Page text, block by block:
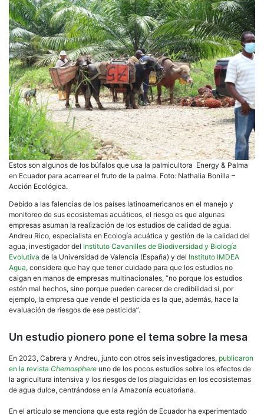
Estos son algunos de los búfalos que usa la palmicultora Energy & Palma
en Ecuador para acarrear el fruto de la palma. Foto: Nathalia Bonilla –
Acción Ecológica.
Debido a las falencias de los países latinoamericanos en el manejo y
monitoreo de sus ecosistemas acuáticos, el riesgo es que algunas
empresas asuman la realización de los estudios de calidad de agua.
Andreu Rico, especialista en Ecología acuática y gestión de la calidad del
agua, investigador del Instituto Cavanilles de Biodiversidad y Biología
Evolutiva de la Universidad de Valencia (España) y del Instituto IMDEA
Agua, considera que hay que tener cuidado para que los estudios no
caigan en manos de empresas multinacionales, “no porque los estudios
estén mal hechos, sino porque pueden carecer de credibilidad si, por
ejemplo, la empresa que vende el pesticida es la que, además, hace la
evaluación de riesgos de ese pesticida”.
Un estudio pionero pone el tema sobre la mesa
En 2023, Cabrera y Andreu, junto con otros seis investigadores, publicaron
en la revista Chemosphere uno de los pocos estudios sobre los efectos de
la agricultura intensiva y los riesgos de los plaguicidas en los ecosistemas
de agua dulce, centrándose en la Amazonía ecuatoriana.
En el artículo se menciona que esta región de Ecuador ha experimentado